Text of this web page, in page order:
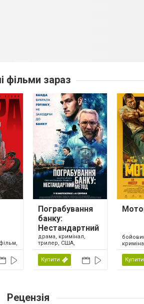
фільми зараз
Пограбування
банку:
Нестандартний
метод
драма, кримінал,
трилер, США,
Великобританія,
Ірландія, 2026
Купити Купити
Рецензія